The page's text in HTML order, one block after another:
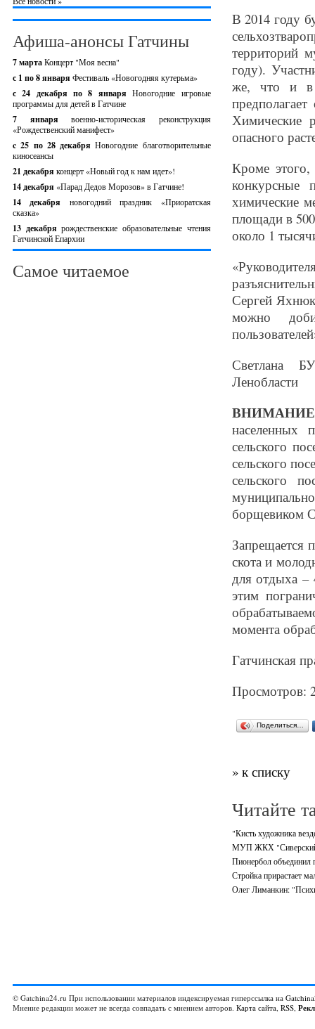
Афиша-анонсы Гатчины
7 мартаКонцерт "Моя весна"
с 1 по 8 января Фестиваль «Новогодняя кутерьма»
с 24 декабря по 8 январяНовогодние игровые
программы для детей в Гатчине
7 январявоенно-историческая реконструкция
«Рождественский манифест»
c 25 по 28 декабряНовогодние благотворительные
киносеансы
21 декабря концерт «Новый год к нам идет»!
14 декабря «Парад Дедов Морозов» в Гатчине!
14 декабря новогодний праздник «Приоратская
сказка»
13 декабрярождественские образовательные чтения
Гатчинской Епархии
Самое читаемое
В 2014 году
территорий
году).
же, что и в
Химические
опасного
Кроме
конкурсные
химические
площади в
около 1
Сергей
можно
Светлана
Ленобласти
населенных
сельского
сельского
сельского
борщевиком
Запрещается
скота и
для отдыха –
этим
момента
Гатчинская
Просмотров:
Поделиться…
» к списку
Читайте
"Кисть художника
МУП ЖКХ "Сиверский"
Пионербол объединил
Стройка прирастает
Олег Лиманкин:
© Gatchina24.ru При использовании материалов индексируемая гиперссылка на
Мнение редакции может не всегда совпадать с мнением авторов. Карта сайта, RSS,